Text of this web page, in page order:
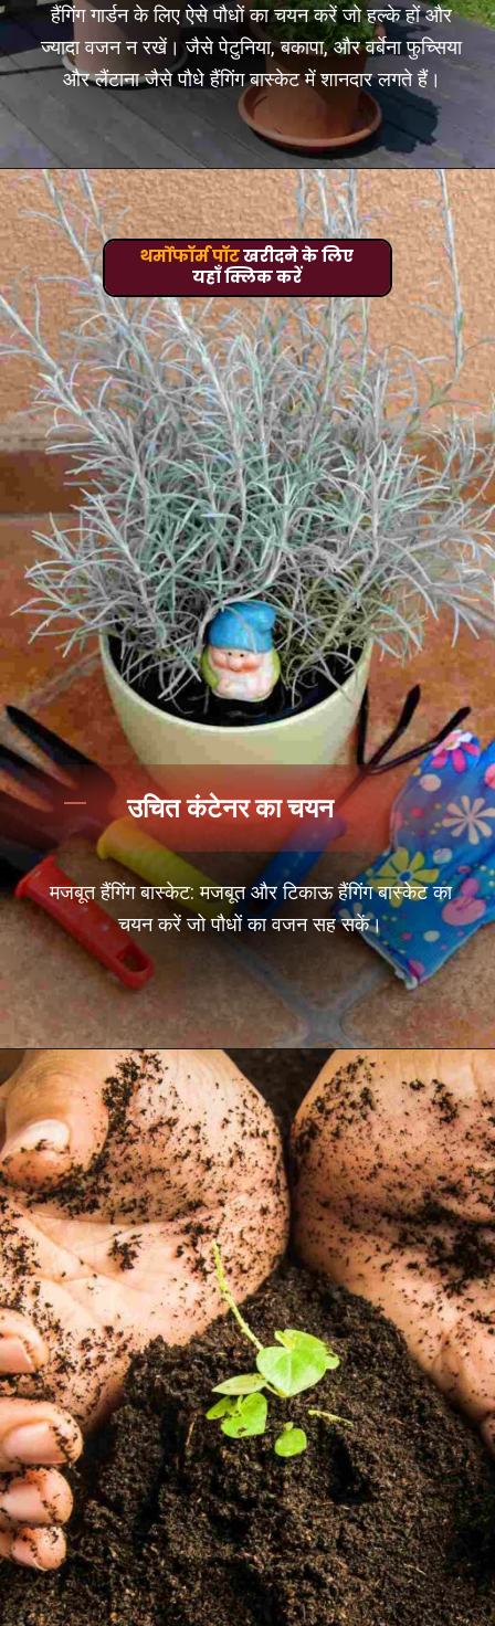
हैंगिंग गार्डन के लिए ऐसे पौधों का चयन करें जो हल्के हों और
ज्यादा वजन न रखें। जैसे पेटुनिया, बकापा, और वर्बेना फुच्सिया
और लैंटाना जैसे पौधे हैंगिंग बास्केट में शानदार लगते हैं।
मजबूत हैंगिंग बास्केट: मजबूत और टिकाऊ हैंगिंग बास्केट का
चयन करें जो पौधों का वजन सह सकें।
उचित कंटेनर का चयन
थर्मोफॉर्म पॉटखरीदने के लिए
यहाँ क्लिक करें